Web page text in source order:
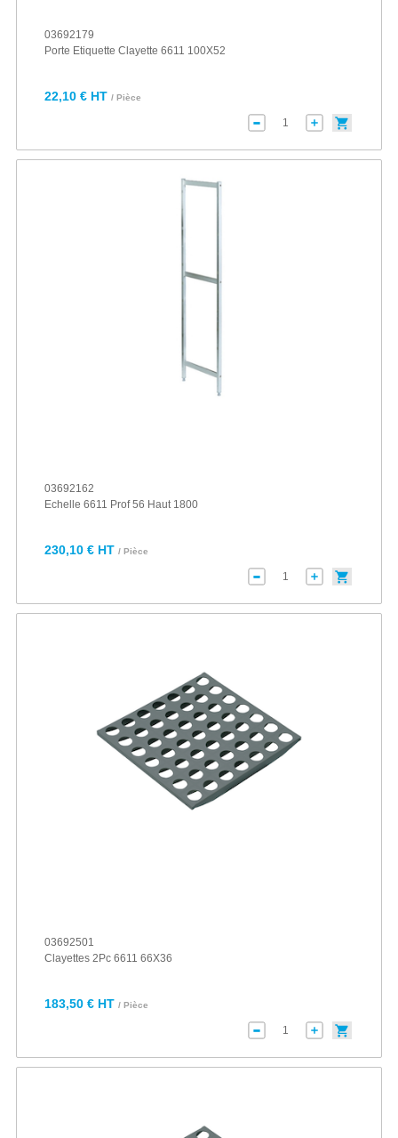
03692179
Porte Etiquette Clayette 6611 100X52
22,10 € HT / Pièce
03692162
Echelle 6611 Prof 56 Haut 1800
230,10 € HT / Pièce
03692501
Clayettes 2Pc 6611 66X36
183,50 € HT / Pièce